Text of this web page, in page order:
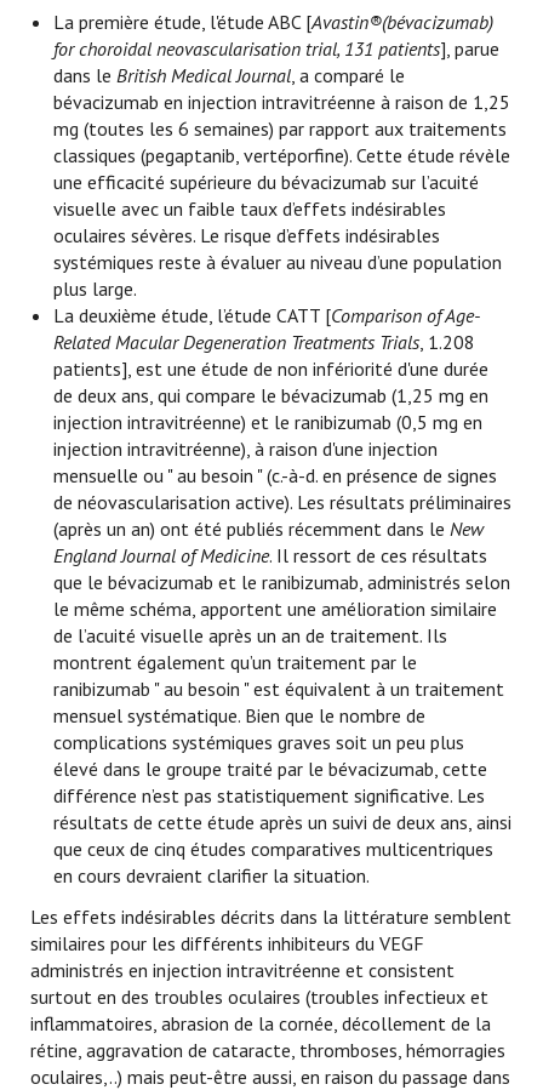
La première étude, l'étude ABC [Avastin®(bévacizumab)
for choroidal neovascularisation trial, 131 patients], parue
dans leBritish Medical Journal, a comparé le
bévacizumab en injection intravitréenne à raison de 1,25
mg (toutes les 6 semaines) par rapport aux traitements
classiques (pegaptanib, vertéporfine). Cette étude révèle
une efficacité supérieure du bévacizumab sur l’acuité
visuelle avec un faible taux d’effets indésirables
oculaires sévères. Le risque d’effets indésirables
systémiques reste à évaluer au niveau d’une population
plus large.
La deuxième étude, l’étude CATT [Comparison of Age-
Related Macular Degeneration Treatments Trials, 1.208
patients], est une étude de non infériorité d'une durée
de deux ans, qui compare le bévacizumab (1,25 mg en
injection intravitréenne) et le ranibizumab (0,5 mg en
injection intravitréenne), à raison d'une injection
mensuelle ou " au besoin " (c.-à-d. en présence de signes
de néovascularisation active). Les résultats préliminaires
(après un an) ont été publiés récemment dans leNew
England Journal of Medicine. Il ressort de ces résultats
que le bévacizumab et le ranibizumab, administrés selon
le même schéma, apportent une amélioration similaire
de l’acuité visuelle après un an de traitement. Ils
montrent également qu’un traitement par le
ranibizumab " au besoin " est équivalent à un traitement
mensuel systématique. Bien que le nombre de
complications systémiques graves soit un peu plus
élevé dans le groupe traité par le bévacizumab, cette
différence n’est pas statistiquement significative. Les
résultats de cette étude après un suivi de deux ans, ainsi
que ceux de cinq études comparatives multicentriques
en cours devraient clarifier la situation.
Les effets indésirables décrits dans la littérature semblent
similaires pour les différents inhibiteurs du VEGF
administrés en injection intravitréenne et consistent
surtout en des troubles oculaires (troubles infectieux et
inflammatoires, abrasion de la cornée, décollement de la
rétine, aggravation de cataracte, thromboses, hémorragies
oculaires,..) mais peut-être aussi, en raison du passage dans